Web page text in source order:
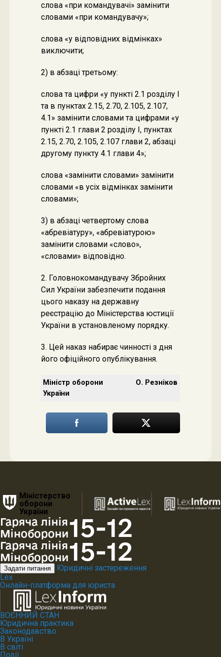
слова «при командувачі» замінити
словами «при командувачу»;
слова «у відповідних відмінках»
виключити;
2) в абзаці третьому:
слова та цифри «у пункті 2.1 розділу І
та в пунктах 2.15, 2.70, 2.105, 2.107,
4.1» замінити словами та цифрами «у
пункті 2.1 глави 2 розділу І, пунктах
2.15, 2.70, 2.105, 2.107 глави 2, абзаці
другому пункту 4.1 глави 4»;
слова «замінити словами» замінити
словами «в усіх відмінках замінити
словами»;
3) в абзаці четвертому слова
«абревіатуру», «абревіатурою»
замінити словами «слово»,
«словами» відповідно.
2. Головнокомандувачу Збройних
Сил України забезпечити подання
цього наказу на державну
реєстрацію до Міністерства юстиції
України в установленому порядку.
3. Цей наказ набирає чинності з дня
його офіційного опублікування.
Міністр оборони
України
О. Резніков
Міністерство
оборони
України
Гаряча лінія
Міноборони15-12
Гаряча лінія
Міноборони15-12
Задати питання
Юридичні застереження
Lex
Онлайн-платформа для юриста
ВОЄННИЙ СТАН
Юридична практика
Законодавство
В Україні
В світі
Події